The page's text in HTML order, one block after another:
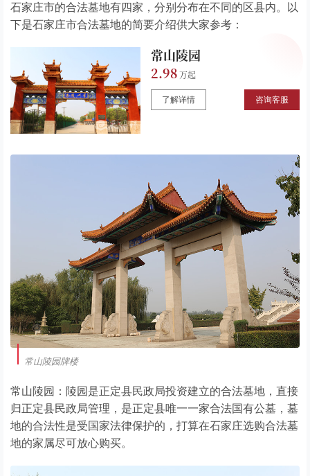
石家庄市的合法墓地有四家，分别分布在不同的区县内。以
下是石家庄市合法墓地的简要介绍供大家参考：
常山陵园
2.98
了解详情 咨询客服
常山陵园牌楼
常山陵园：陵园是正定县民政局投资建立的合法墓地，直接
归正定县民政局管理，是正定县唯一一家合法国有公墓，墓
地的合法性是受国家法律保护的，打算在石家庄选购合法墓
地的家属尽可放心购买。